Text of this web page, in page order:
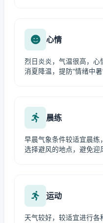
心情
烈日炎炎，气温很高，心
消夏降温，提防“情绪中暑”
晨练
早晨气象条件较适宜晨练
选择避风的地点，避免迎
运动
天气较好，较适宜进行各